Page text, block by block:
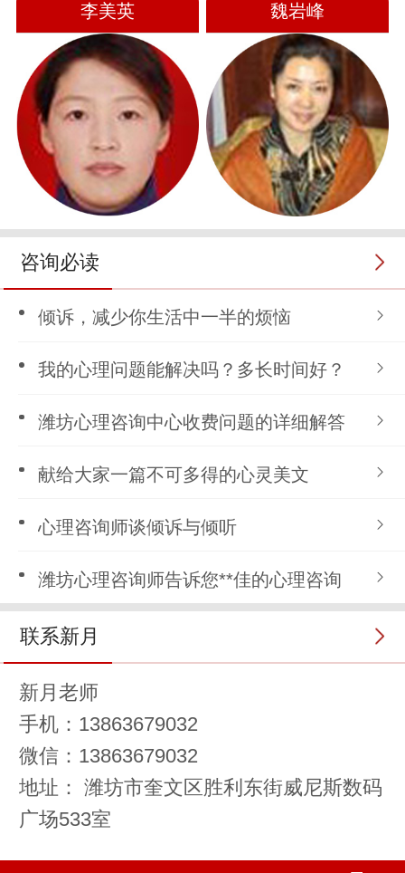
李美英 魏岩峰
咨询必读
倾诉，减少你生活中一半的烦恼
我的心理问题能解决吗？多长时间好？
潍坊心理咨询中心收费问题的详细解答
献给大家一篇不可多得的心灵美文
心理咨询师谈倾诉与倾听
潍坊心理咨询师告诉您**佳的心理咨询
联系新月
新月老师
手机：13863679032
微信：13863679032
地址： 潍坊市奎文区胜利东街威尼斯数码
广场533室